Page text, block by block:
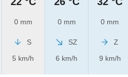
0 mm
S
5 km/h
0 mm
SZ
6 km/h
0 mm
Z
9 km/h